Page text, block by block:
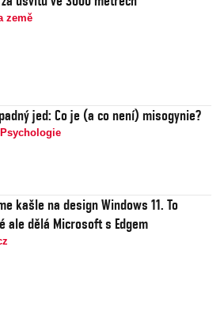
země
jed: Co je (a co není) misogynie?
kašle na design Windows 11. To
ale dělá Microsoft s Edgem